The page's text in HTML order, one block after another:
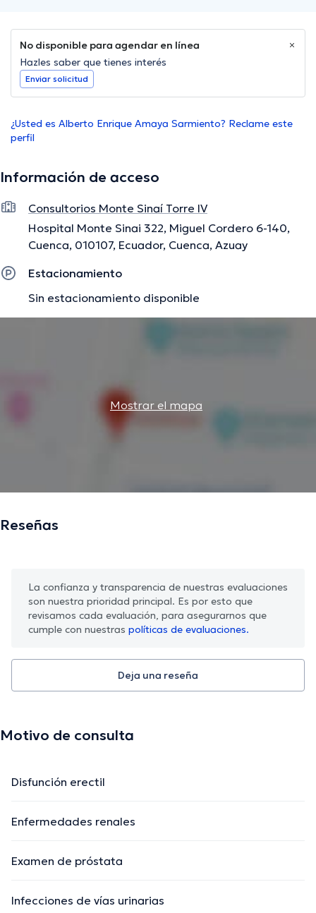
No disponible para agendar en línea
Hazles saber que tienes interés
Enviar solicitud
¿Usted es Alberto Enrique Amaya Sarmiento? Reclame este
perfil
Información de acceso
Consultorios Monte Sinaí Torre IV
Hospital Monte Sinai 322, Miguel Cordero 6-140,
Cuenca, 010107, Ecuador, Cuenca, Azuay
Estacionamiento
Sin estacionamiento disponible
Mostrar el mapa
Reseñas
La confianza y transparencia de nuestras evaluaciones
son nuestra prioridad principal. Es por esto que
revisamos cada evaluación, para asegurarnos que
cumple con nuestras políticas de evaluaciones.
Deja una reseña
Motivo de consulta
Disfunción erectil
Enfermedades renales
Examen de próstata
Infecciones de vías urinarias